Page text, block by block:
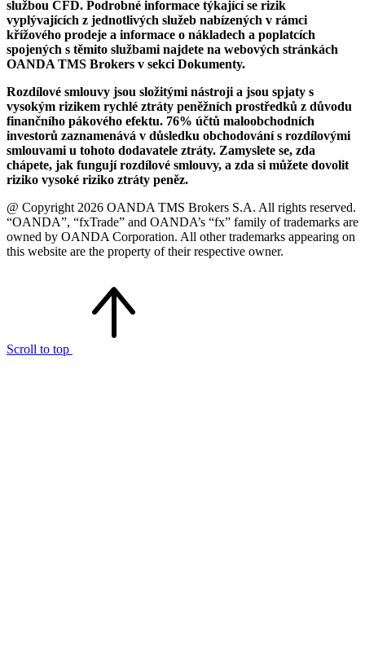
službou CFD. Podrobné informace týkající se rizik
vyplývajících z jednotlivých služeb nabízených v rámci
křížového prodeje a informace o nákladech a poplatcích
spojených s těmito službami najdete na webových stránkách
OANDA TMS Brokers v sekci Dokumenty.
Rozdílové smlouvy jsou složitými nástroji a jsou spjaty s
vysokým rizikem rychlé ztráty peněžních prostředků z důvodu
finančního pákového efektu. 76% účtů maloobchodních
investorů zaznamenává v důsledku obchodování s rozdílovými
smlouvami u tohoto dodavatele ztráty. Zamyslete se, zda
chápete, jak fungují rozdílové smlouvy, a zda si můžete dovolit
riziko vysoké riziko ztráty peněz.
@ Copyright 2026 OANDA TMS Brokers S.A. All rights reserved.
“OANDA”, “fxTrade” and OANDA’s “fx” family of trademarks are
owned by OANDA Corporation. All other trademarks appearing on
this website are the property of their respective owner.
Scroll to top